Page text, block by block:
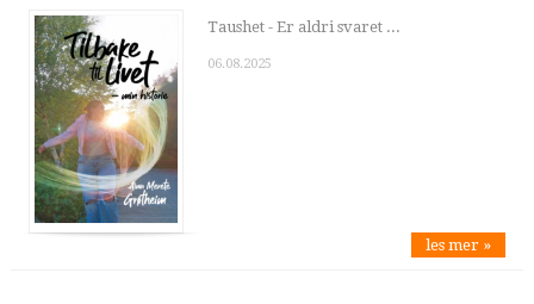
Taushet - Er aldri svaret ...
06.08.2025
les mer »